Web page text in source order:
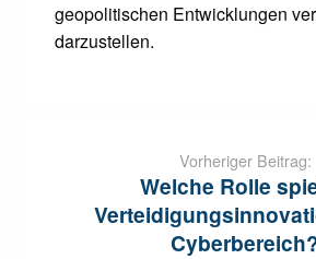
geopolitischen Entwicklungen
darzustellen.
Vorheriger Beitrag:
Welche Rolle